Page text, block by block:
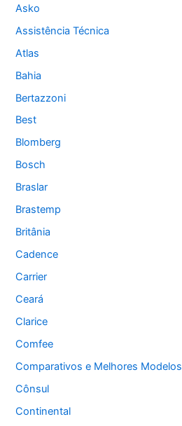
Asko
Assistência Técnica
Atlas
Bahia
Bertazzoni
Best
Blomberg
Bosch
Braslar
Brastemp
Britânia
Cadence
Carrier
Ceará
Clarice
Comfee
Comparativos e Melhores Modelos
Cônsul
Continental